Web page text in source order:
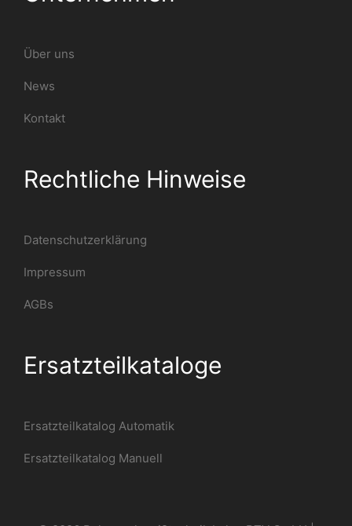
Über uns
News
Kontakt
Rechtliche Hinweise
Datenschutzerklärung
Impressum
AGBs
Ersatzteilkataloge
Ersatzteilkatalog Automatik
Ersatzteilkatalog Manuell